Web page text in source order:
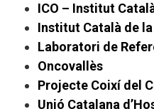
ICO – Institut
Institut Català de
Laboratori de
Oncovallès
Projecte Coixí del
Unió Catalana